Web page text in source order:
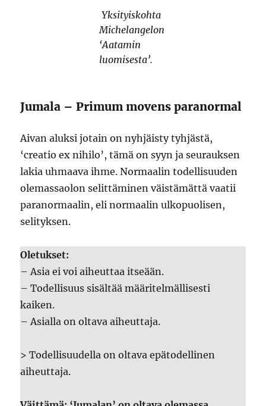
Yksityiskohta
Michelangelon
‘Aatamin
luomisesta’.
Jumala – Primum movens paranormal
Aivan aluksi jotain on nyhjäisty tyhjästä,
‘creatio ex nihilo’, tämä on syyn ja seurauksen
lakia uhmaava ihme. Normaalin todellisuuden
olemassaolon selittäminen väistämättä vaatii
paranormaalin, eli normaalin ulkopuolisen,
selityksen.
Oletukset:
– Asia ei voi aiheuttaa itseään.
– Todellisuus sisältää määritelmällisesti
kaiken.
– Asialla on oltava aiheuttaja.
> Todellisuudella on oltava epätodellinen
aiheuttaja.